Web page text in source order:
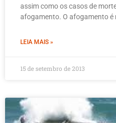
assim como os casos de
afogamento. O afogamento é
LEIA MAIS »
15 de setembro de 2013